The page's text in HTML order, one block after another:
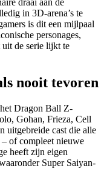
draai aan de
in 3D-arena’s te
is dit een mijlpaal
personages,
uit de serie lijkt te
nooit tevoren
het Dragon Ball Z-
Gohan, Frieza, Cell
uitgebreide cast die alle
– of compleet nieuwe
heeft zijn eigen
Super Saiyan-